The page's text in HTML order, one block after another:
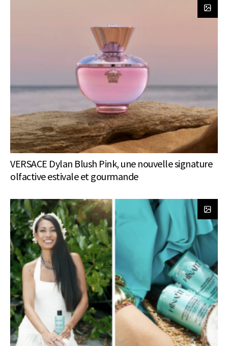
VERSACE Dylan Blush Pink, une nouvelle signature
olfactive estivale et gourmande